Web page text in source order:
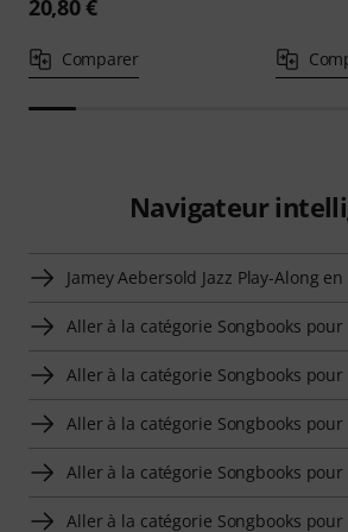
20,80 €
Comparer
Navigateur
Jamey Aebersold Jazz Play-Along
Aller à la catégorie Songbooks pour
Aller à la catégorie Songbooks
Aller à la catégorie Songbooks
Aller à la catégorie Songbooks
Aller à la catégorie Songbooks